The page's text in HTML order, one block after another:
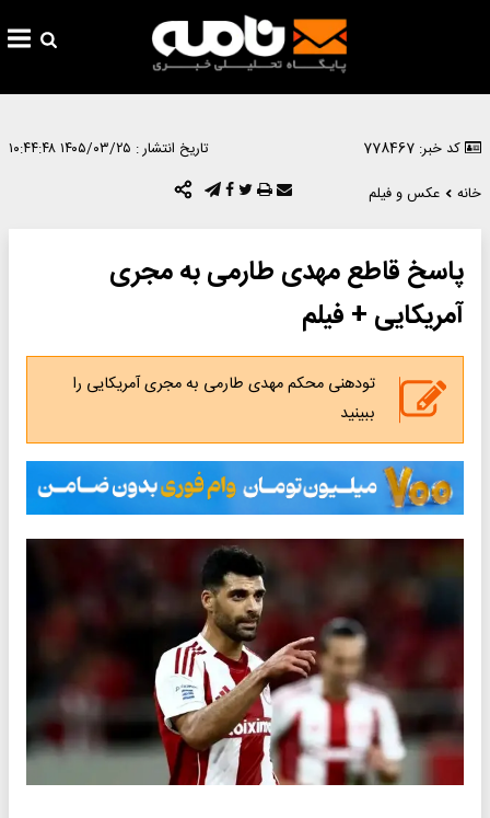
کد خبر: 778467 تاریخ انتشار : ۱۴۰۵/۰۳/۲۵ ۱۰:۴۴:۴۸
خانه
عکس و فیلم
پاسخ قاطع مهدی طارمی به مجری
آمریکایی + فیلم
تودهنی محکم مهدی طارمی به مجری آمریکایی را
ببینید